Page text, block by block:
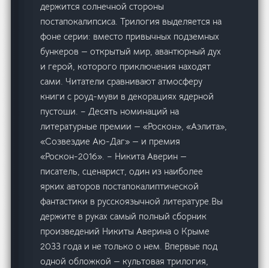
держится солнечной стороны
постапокалипсиса. Трилогия выделяется на
фоне серии: вместо привычных подземных
бункеров — открытый мир, авантюрный дух
и герой, которого приключения находят
сами. Читатели сравнивают атмосферу
книги с роуд-муви в декорациях ядерной
пустоши. – Десять номинаций на
литературные премии — «Роскон», «Аэлита»,
«Созвездие Аю-Даг» — и премия
«Роскон-2016». – Никита Аверин —
писатель, сценарист, один из наиболее
ярких авторов постапокалиптической
фантастики в русскоязычной литературе.Вы
держите в руках самый полный сборник
произведений Никиты Аверина о Крыме
2033 года и не только о нем. Впервые под
одной обложкой — культовая трилогия,